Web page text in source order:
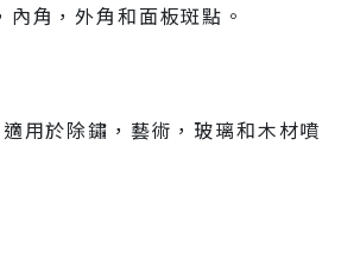
內角，外角和面板斑點。
適用於除鏽，藝術，玻璃和木材噴